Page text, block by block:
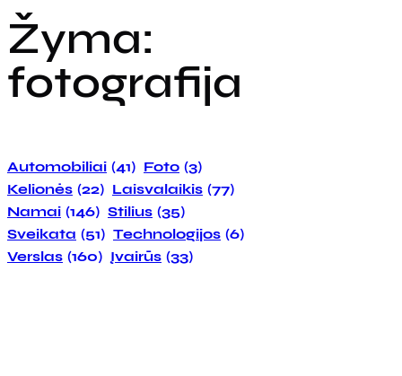
Žyma:
fotografija
Automobiliai (41) Foto (3)
Kelionės (22) Laisvalaikis (77)
Namai (146) Stilius (35)
Sveikata (51) Technologijos (6)
Verslas (160) Įvairūs (33)